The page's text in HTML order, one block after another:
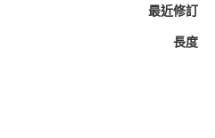
最近修訂
長度